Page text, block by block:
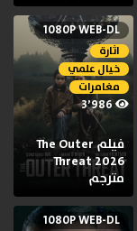
1080P WEB-DL
اثارة
خيال علمي
مغامرات
3٬986
فيلم The Outer
Threat 2026
مترجم
1080P WEB-DL